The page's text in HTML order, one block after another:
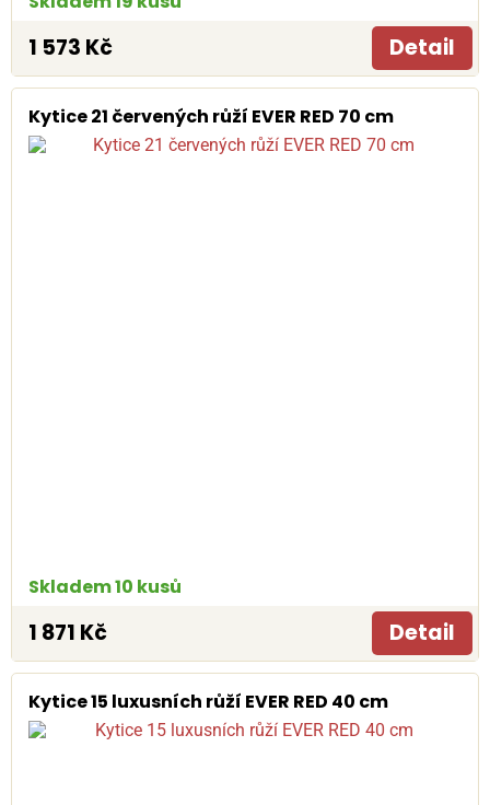
1 573 Kč Detail
Kytice 21 červených růží EVER RED 70 cm
Skladem 10 kusů
1 871 Kč Detail
Kytice 15 luxusních růží EVER RED 40 cm